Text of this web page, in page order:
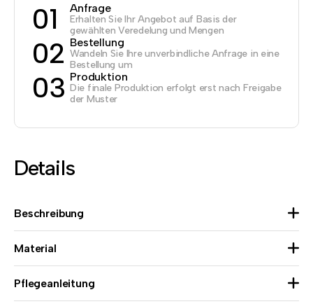
01 Anfrage
Erhalten Sie Ihr Angebot auf Basis der
gewählten Veredelung und Mengen
02 Bestellung
Wandeln Sie Ihre unverbindliche Anfrage in eine
Bestellung um
03 Produktion
Die finale Produktion erfolgt erst nach Freigabe
der Muster
Details
Beschreibung
Material
Pflegeanleitung